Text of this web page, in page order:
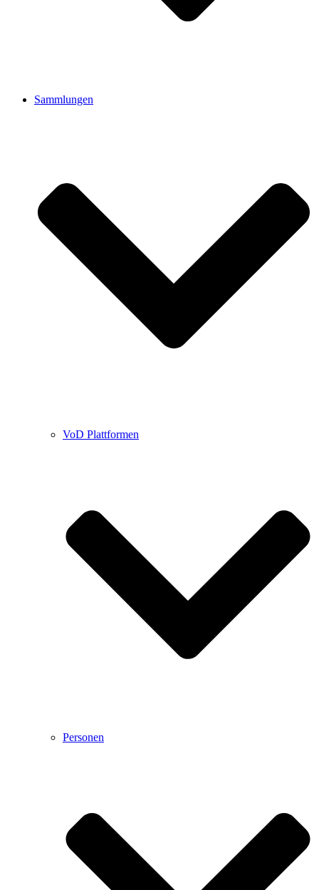
Sammlungen
VoD Plattformen
Personen